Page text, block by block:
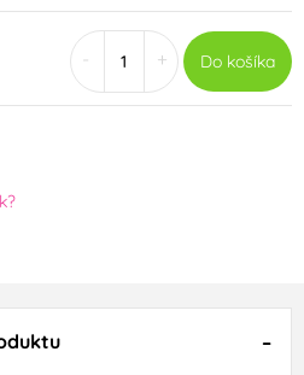
+ Do košíka